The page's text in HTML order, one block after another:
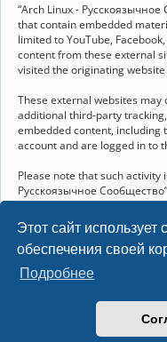
Этот сайт использует
обеспечения своей
Подробнее
“Arch Linux -
that contain embedded
limited to YouTube,
content from these external
visited the originating
These external websites may
additional third-party
embedded content, including
account and are logged in to
Please note that such activity
Русскоязычное
and terms of service of the
you to review the privacy
you interact with through
Linux 6.18.40-1-lts x86_64
Название и логотип Arch
Linux ® —